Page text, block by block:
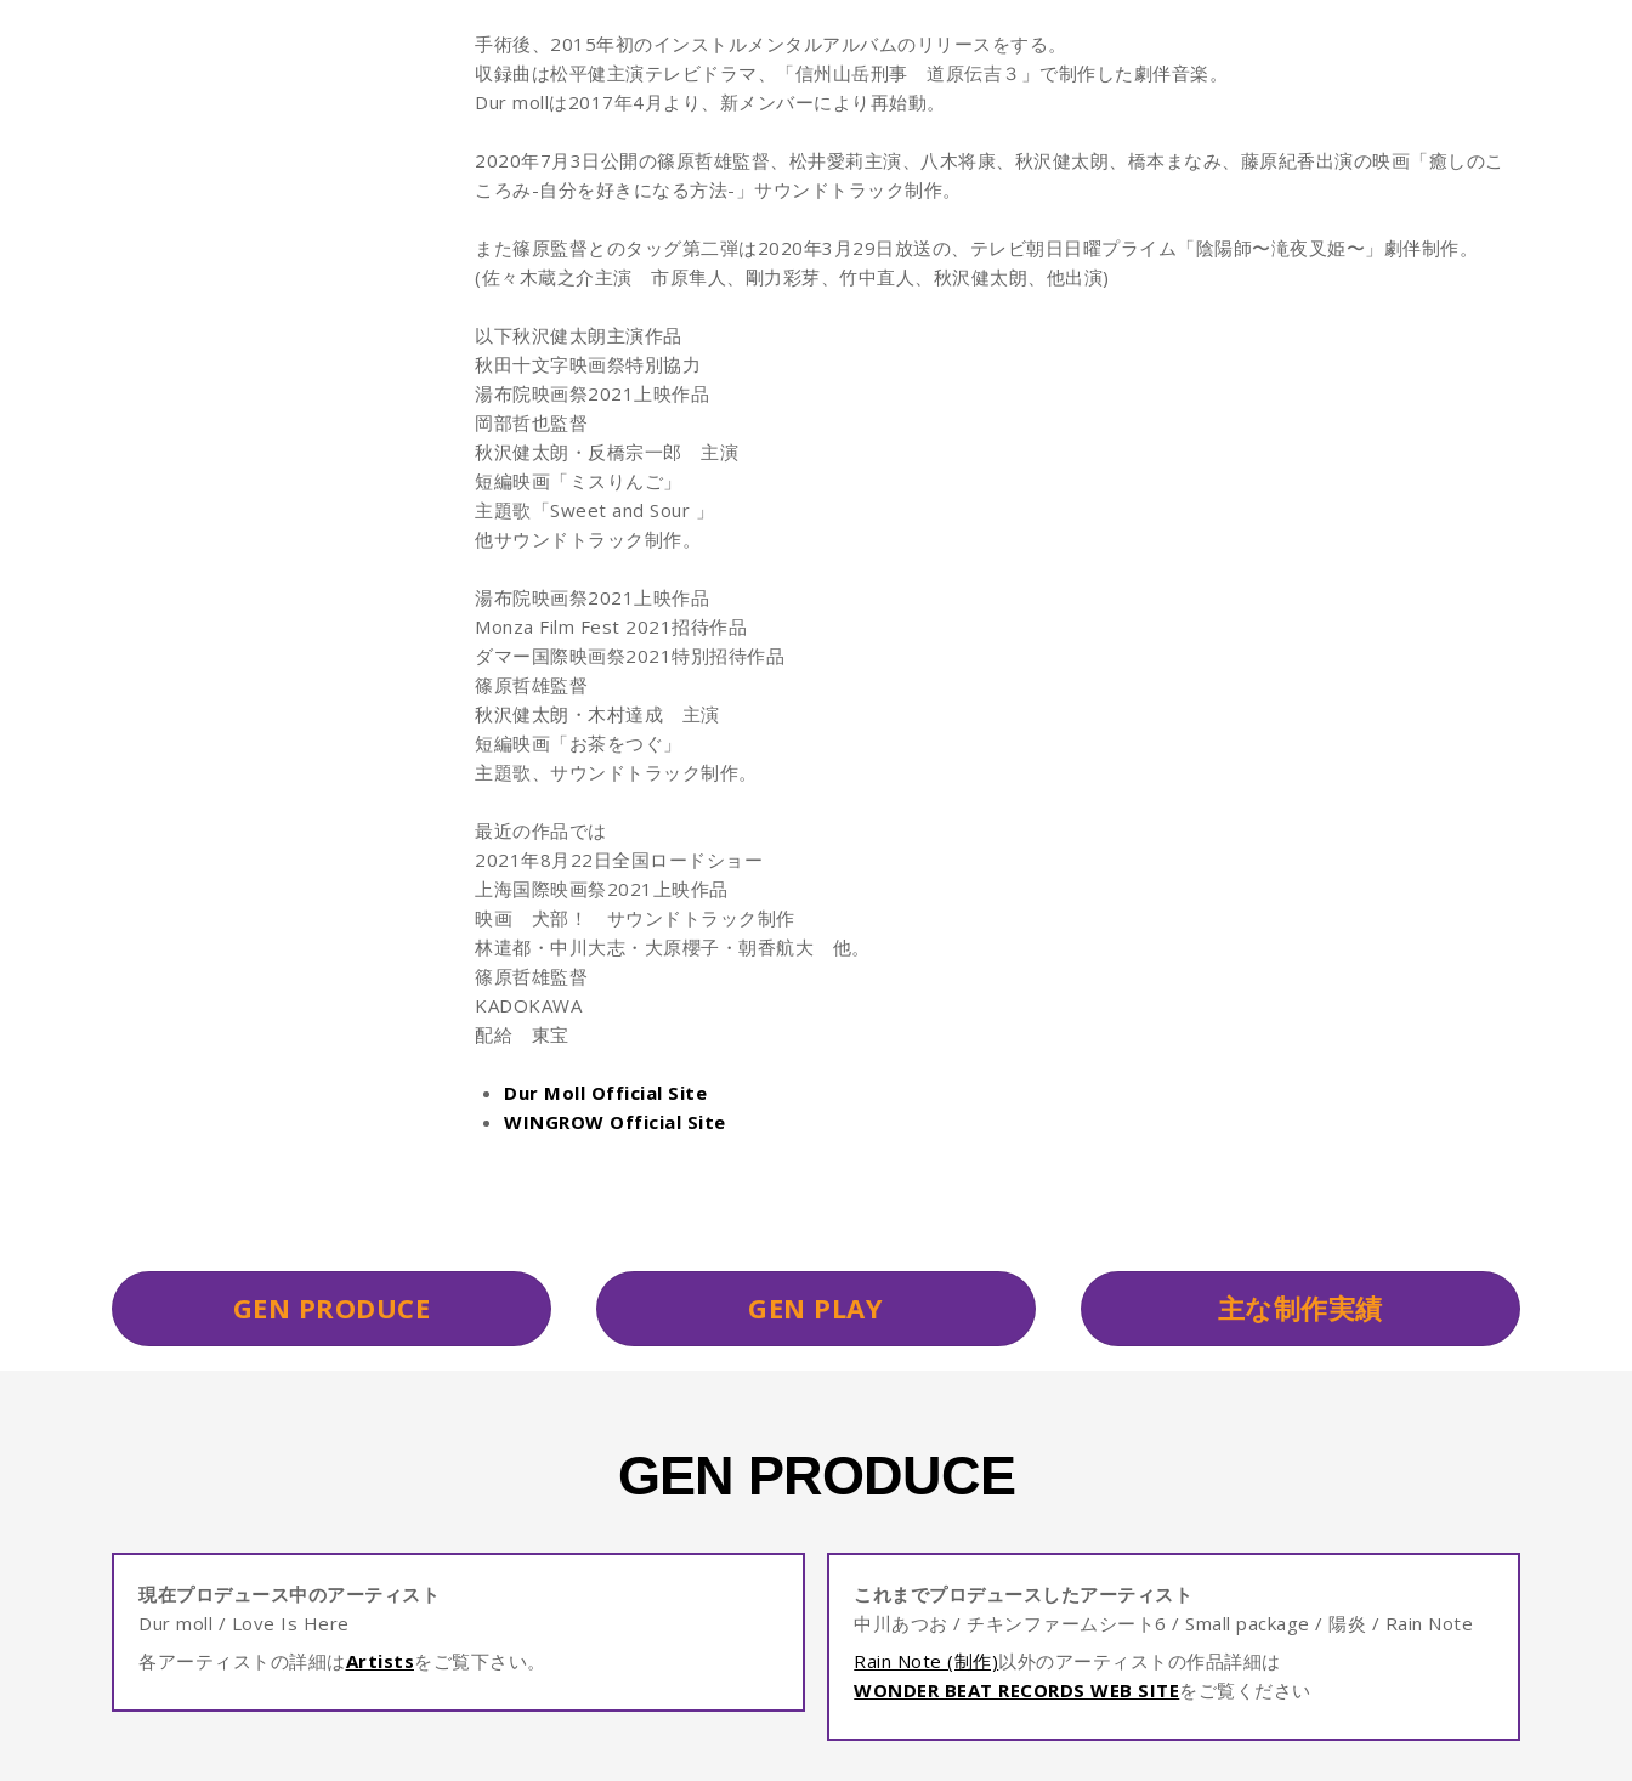
手術後、 2015年初のインストルメンタルアルバムのリリースをする。
収録曲は松平健主演テレビドラマ、「信州山岳刑事 道原伝吉３」で制作した劇伴音楽。
Dur mollは2017年4月より、新メンバーにより再始動。
2020年7月3日公開の篠原哲雄監督、松井愛莉主演、 八木将康、秋沢健太朗、橋本まなみ、藤原紀香出演の映画「癒しのこ
ころみ-自分を好きになる方法-」サウンドトラック制作。
また篠原監督とのタッグ第二弾は2020年3月29日放送の、 テレビ朝日日曜プライム「陰陽師〜滝夜叉姫〜」劇伴制作。
(佐々木蔵之介主演 市原隼人、剛力彩芽、竹中直人、秋沢健太朗、他出演)
以下秋沢健太朗主演作品
秋田十文字映画祭特別協力
湯布院映画祭2021上映作品
岡部哲也監督
秋沢健太朗・反橋宗一郎 主演
短編映画「ミスりんご」
主題歌「Sweet and Sour 」
他サウンドトラック制作。
湯布院映画祭2021上映作品
Monza Film Fest 2021招待作品
ダマー国際映画祭2021特別招待作品
篠原哲雄監督
秋沢健太朗・木村達成 主演
短編映画「お茶をつぐ」
主題歌、サウンドトラック制作。
最近の作品では
2021年8月22日全国ロードショー
上海国際映画祭2021上映作品
映画 犬部！ サウンドトラック制作
林遣都・中川大志・大原櫻子・朝香航大 他。
篠原哲雄監督
KADOKAWA
配給 東宝
Dur Moll Official Site
WINGROW Official Site
GEN PRODUCE GEN PLAY 主な制作実績
GEN PRODUCE
現在プロデュース中のアーティスト
Dur moll / Love Is Here
各アーティストの詳細はArtistsをご覧下さい。
これまでプロデュースしたアーティスト
中川あつお / チキンファームシート6 / Small package / 陽炎 / Rain Note
Rain Note (制作)以外のアーティストの作品詳細は
WONDER BEAT RECORDS WEB SITEをご覧ください